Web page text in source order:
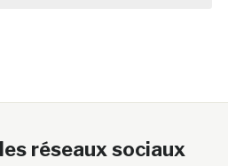
réseaux sociaux